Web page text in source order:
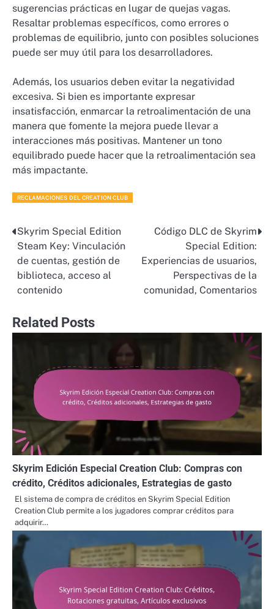
sugerencias prácticas en lugar de quejas vagas.
Resaltar problemas específicos, como errores o
problemas de equilibrio, junto con posibles soluciones
puede ser muy útil para los desarrolladores.
Además, los usuarios deben evitar la negatividad
excesiva. Si bien es importante expresar
insatisfacción, enmarcar la retroalimentación de una
manera que fomente la mejora puede llevar a
interacciones más positivas. Mantener un tono
equilibrado puede hacer que la retroalimentación sea
más impactante.
RECLAMACIONES DEL CREATION CLUB
Post
navigation
Skyrim Special Edition
Steam Key: Vinculación
de cuentas, gestión de
biblioteca, acceso al
contenido
Código DLC de Skyrim
Special Edition:
Experiencias de usuarios,
Perspectivas de la
comunidad, Comentarios
Related Posts
Skyrim Edición Especial Creation Club: Compras con
crédito, Créditos adicionales, Estrategias de gasto
El sistema de compra de créditos en Skyrim Special Edition
Creation Club permite a los jugadores comprar créditos para
adquirir…